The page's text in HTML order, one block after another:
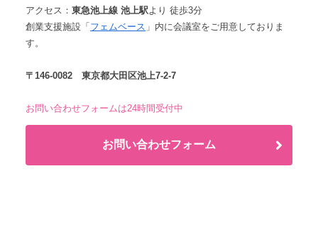
アクセス： 東急池上線 池上駅より 徒歩3分
創業支援施設「フェムベース 」内に会議室をご用意しておりま
す。
〒146-0082 東京都大田区池上7-2-7
お問い合わせフォームは24時間受付中
お問い合わせフォーム